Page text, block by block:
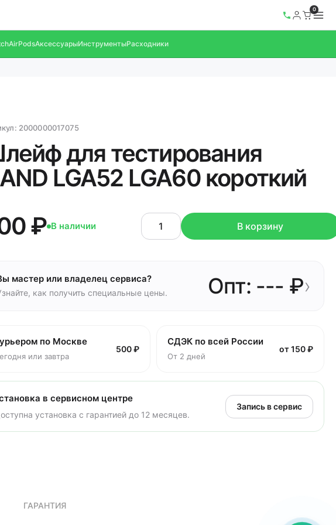
0
AirPodsАксессуарыИнструментыРасходники
2000000017075
для тестирования
LGA52 LGA60 короткий
₽ В наличии В корзину
мастер или владелец сервиса?
как получить специальные цены. Опт: --- ₽›
по Москве
или завтра
500 ₽
СДЭК по всей России
От 2 дней
от 150 ₽
в сервисном центре
установка с гарантией до 12 месяцев.
Запись в сервис
ГАРАНТИЯ